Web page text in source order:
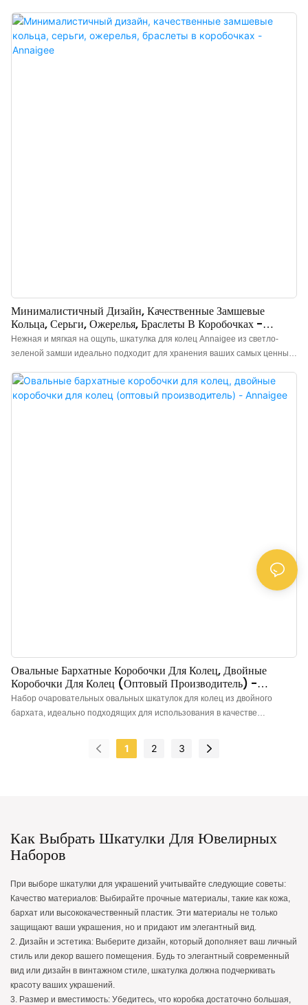
голубого цвета снаружи, а внутри – контрастная бархатная ткань,
которая добавляет яркий акцент каждый раз, когда вы ее открываете.
Сочетание голубой бумажной крышки и дна значительно улучшает
Минималистичный Дизайн, Качественные Замшевые
Кольца, Серьги, Ожерелья, Браслеты В Коробочках -
Annaigee
Нежная и мягкая на ощупь, шкатулка для колец Annaigee из светло-
зеленой замши идеально подходит для хранения ваших самых ценных
внутри и снаружи, внутренняя отделка соответствующего цвета
обеспечивает роскошный вид. Минималистичный дизайн идеально
Овальные Бархатные Коробочки Для Колец, Двойные
Коробочки Для Колец (оптовый Производитель) -
Annaigee
Набор очаровательных овальных шкатулок для колец из двойного
бархата, идеально подходящих для использования в качестве
позволяет разместить два кольца вместе для красивых фотографий и
безопасного хранения. В ней также можно хранить до двух пар сережек.
изготовлена ​​из высококачественного бархата, обеспечивающего
длительный блеск. Мягкая внутренняя поверхность обеспечивает
Многофункциональность: Идеально подходит для хранения колец,
предложений руки и сердца, помолвок, церемоний, демонстрации
колец, безопасного хранения, свадебной фотос
1 2 3
Как Выбрать Шкатулки Для Ювелирных
Наборов
При выборе шкатулки для украшений учитывайте следующие советы:
Качество материалов: Выбирайте прочные материалы, такие как кожа,
бархат или высококачественный пластик. Эти материалы не только
защищают ваши украшения, но и придают им элегантный вид.
2. Дизайн и эстетика: Выберите дизайн, который дополняет ваш личный
стиль или декор вашего помещения. Будь то элегантный современный
вид или дизайн в винтажном стиле, шкатулка должна подчеркивать
красоту ваших украшений.
3. Размер и вместимость: Убедитесь, что коробка достаточно большая,